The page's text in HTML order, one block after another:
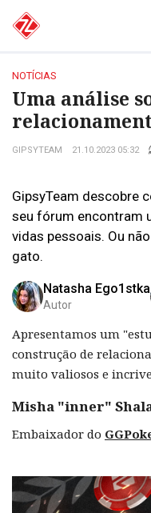
NOTÍCIAS
Uma análise
GIPSYTEAM 21.10.2023 05:32
GipsyTeam descobre
seu fórum encontram
vidas pessoais. Ou
gato.
Natasha Ego1stka
Autor
Apresentamos um
construção de
muito valiosos e
Misha "inner"
Embaixador do